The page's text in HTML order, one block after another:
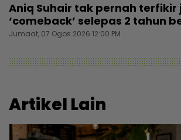
Aniq Suhair tak pernah terfikir
‘comeback’ selepas 2 tahun
Jumaat, 07 Ogos 2026 12:00 PM
Artikel Lain